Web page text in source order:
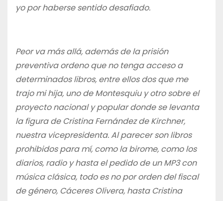
yo por haberse sentido desafiado.
Peor va más allá, además de la prisión
preventiva ordeno que no tenga acceso a
determinados libros, entre ellos dos que me
trajo mi hija, uno de Montesquiu y otro sobre el
proyecto nacional y popular donde se levanta
la figura de Cristina Fernández de Kirchner,
nuestra vicepresidenta. Al parecer son libros
prohibidos para mí, como la birome, como los
diarios, radio y hasta el pedido de un MP3 con
música clásica, todo es no por orden del fiscal
de género, Cáceres Olivera, hasta Cristina